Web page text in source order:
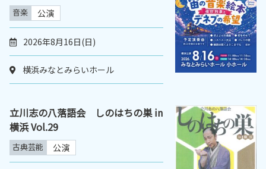
音楽 公演
2026年8月16日(日)
横浜みなとみらいホール
立川志の八落語会 しのはちの巣 in
横浜 Vol.29
古典芸能 公演